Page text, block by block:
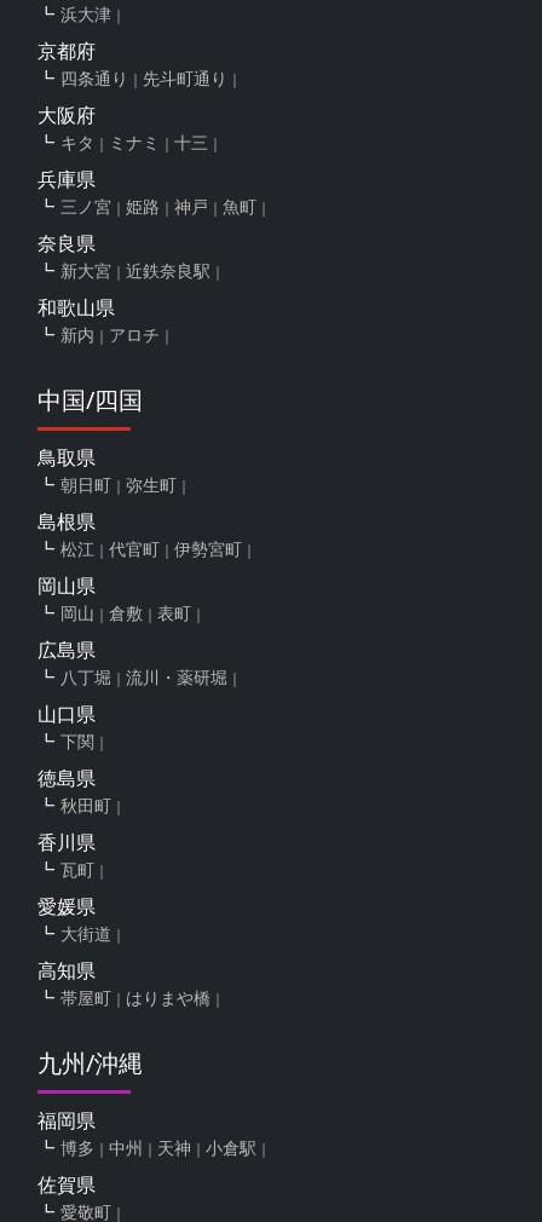
浜大津
京都府
四条通り 先斗町通り
大阪府
キタ ミナミ 十三
兵庫県
三ノ宮 姫路 神戸 魚町
奈良県
新大宮 近鉄奈良駅
和歌山県
新内 アロチ
中国/四国
鳥取県
朝日町 弥生町
島根県
松江 代官町 伊勢宮町
岡山県
岡山 倉敷 表町
広島県
八丁堀 流川・薬研堀
山口県
下関
徳島県
秋田町
香川県
瓦町
愛媛県
大街道
高知県
帯屋町 はりまや橋
九州/沖縄
福岡県
博多 中州 天神 小倉駅
佐賀県
愛敬町